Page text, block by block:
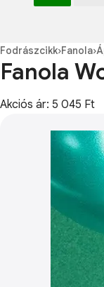
Fodrászcikk›Fanola›
Fanola
Akciós ár: 5 045 Ft